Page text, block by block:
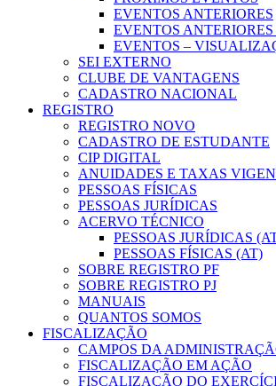
EVENTOS ANTERIORES
EVENTOS ANTERIORES
EVENTOS –
SEI EXTERNO
CLUBE DE VANTAGENS
CADASTRO NACIONAL
REGISTRO
REGISTRO NOVO
CADASTRO DE ESTUDANTE
CIP DIGITAL
ANUIDADES E TAXAS
PESSOAS FÍSICAS
PESSOAS JURÍDICAS
ACERVO TÉCNICO
PESSOAS JURÍDICAS
PESSOAS FÍSICAS (AT)
SOBRE REGISTRO PF
SOBRE REGISTRO PJ
MANUAIS
QUANTOS SOMOS
FISCALIZAÇÃO
CAMPOS DA
FISCALIZAÇÃO EM AÇÃO
FISCALIZAÇÃO DO